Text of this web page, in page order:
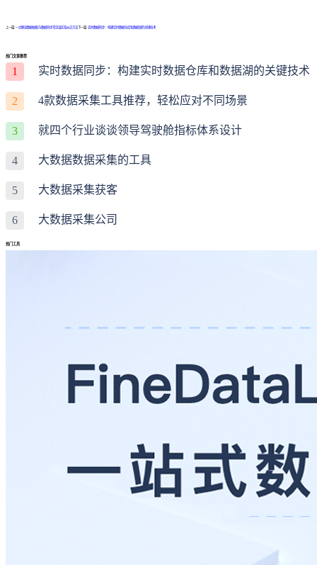
上一篇: 一文解读数据抽取与数据同步常见误区及纠正方法下一篇: 实时数据同步：构建实时数据仓库和数据湖的关键技术
热门文章推荐
1 实时数据同步：构建实时数据仓库和数据湖的关键技术
2 4款数据采集工具推荐，轻松应对不同场景
3 就四个行业谈谈领导驾驶舱指标体系设计
4 大数据数据采集的工具
5 大数据采集获客
6 大数据采集公司
热门工具